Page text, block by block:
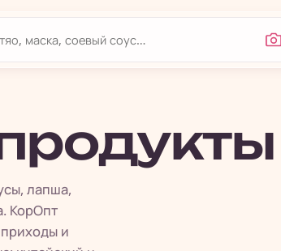
лапша,
КорОпт
и